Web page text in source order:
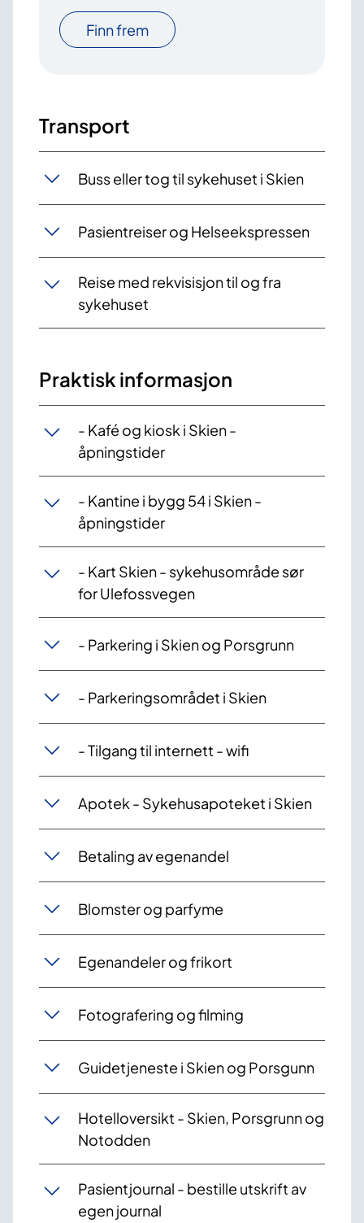
Finn frem
Transport
Buss eller tog til sykehuset i Skien
Pasientreiser og Helseekspressen
Reise med rekvisisjon til og fra
sykehuset
Praktisk informasjon
- Kafé og kiosk i Skien -
åpningstider
- Kantine i bygg 54 i Skien -
åpningstider
- Kart Skien - sykehusområde sør
for Ulefossvegen
- Parkering i Skien og Porsgrunn
- Parkeringsområdet i Skien
- Tilgang til internett - wifi
Apotek - Sykehusapoteket i Skien
Betaling av egenandel
Blomster og parfyme
Egenandeler og frikort
Fotografering og filming
Guidetjeneste i Skien og Porsgunn
Hotelloversikt - Skien, Porsgrunn og
Notodden
Pasientjournal - bestille utskrift av
egen journal